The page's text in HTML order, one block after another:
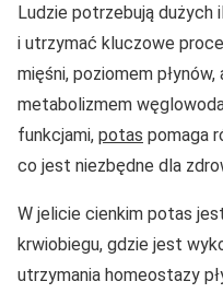
Ludzie potrzebują dużych
i utrzymać kluczowe
mięśni, poziomem
metabolizmem
funkcjami, potas pomaga
co jest niezbędne dla
W jelicie cienkim potas
krwiobiegu, gdzie jest
utrzymania homeostazy